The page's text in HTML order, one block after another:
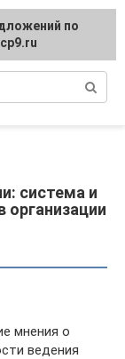
система и
организации
мнения о
ведения
по